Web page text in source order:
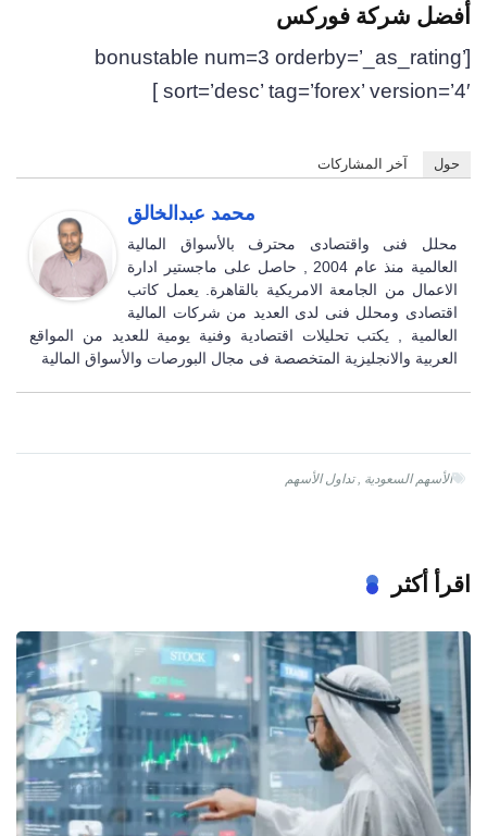
أفضل شركة فوركس
[bonustable num=3 orderby=’_as_rating’
sort=’desc’ tag=’forex’ version=’4′ ]
حول آخر المشاركات
محمد عبدالخالق
محلل فنى واقتصادى محترف بالأسواق المالية
العالمية منذ عام 2004 , حاصل على ماجستير ادارة
الاعمال من الجامعة الامريكية بالقاهرة. يعمل كاتب
اقتصادى ومحلل فنى لدى العديد من شركات المالية
العالمية , يكتب تحليلات اقتصادية وفنية يومية للعديد من المواقع
العربية والانجليزية المتخصصة فى مجال البورصات والأسواق المالية
الأسهم السعودية ,تداول الأسهم
اقرأ أكثر